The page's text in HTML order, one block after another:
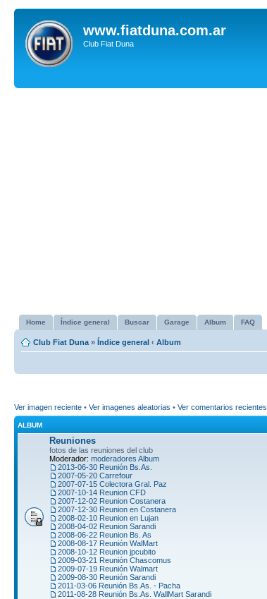
www.fiatduna.com.ar
Club Fiat Duna
Home Índice general Buscar Garage Album FAQ
Club Fiat Duna » Índice general ‹ Album
Ver imagen reciente • Ver imagenes aleatorias • Ver comentarios recientes
ALBUM
Reuniones
fotos de las reuniones del club
Moderador: moderadores Album
2013-06-30 Reunión Bs.As.
2007-05-20 Carrefour
2007-07-15 Colectora Gral. Paz
2007-10-14 Reunion CFD
2007-12-02 Reunion Costanera
2007-12-30 Reunion en Costanera
2008-02-10 Reunion en Lujan
2008-04-02 Reunion Sarandi
2008-06-22 Reunion Bs. As
2008-08-17 Reunión WalMart
2008-10-12 Reunion jpcubito
2009-03-21 Reunión Chascomus
2009-07-19 Reunión Walmart
2009-08-30 Reunión Sarandi
2011-03-06 Reunión Bs.As. - Pacha
2011-08-28 Reunión Bs.As. WallMart Sarandi